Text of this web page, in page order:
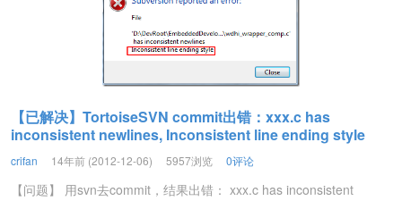
【已解决】TortoiseSVN commit出错：xxx.c has
inconsistent newlines, Inconsistent line ending style
crifan 14年前 (2012-12-06) 5957浏览 0评论
【问题】 用svn去commit，结果出错： xxx.c has inconsistent